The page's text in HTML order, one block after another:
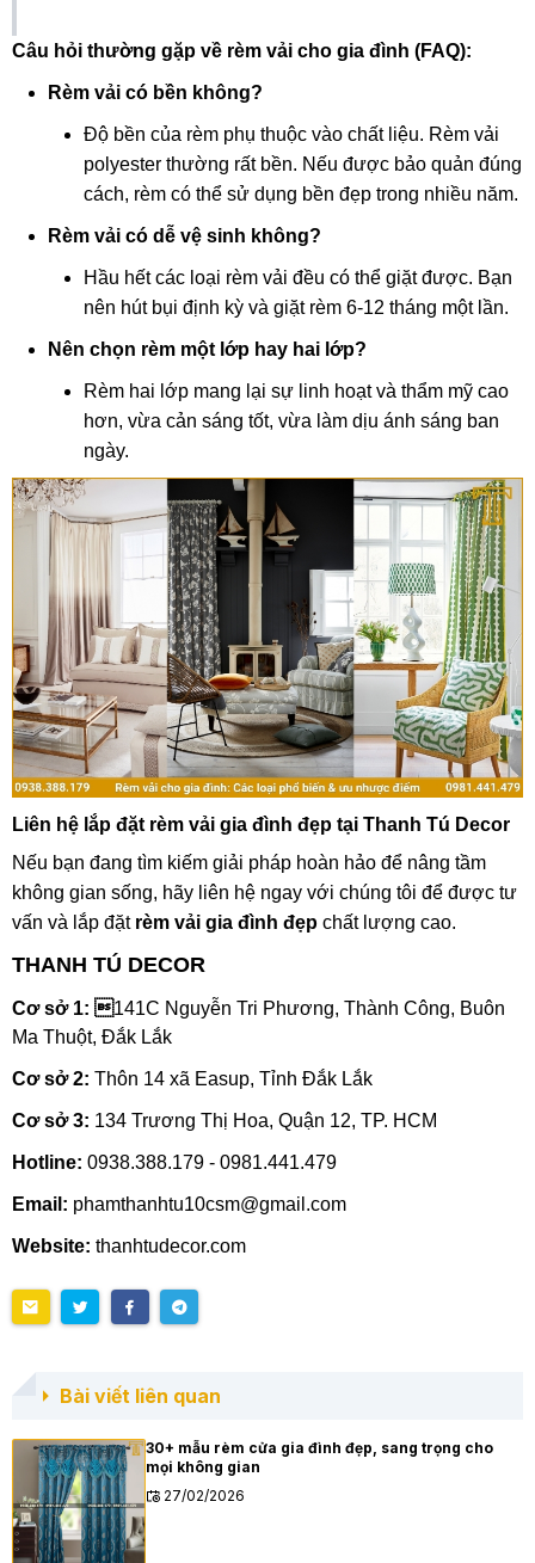
Câu hỏi thường gặp về rèm vải cho gia đình (FAQ):
Rèm vải có bền không?
Độ bền của rèm phụ thuộc vào chất liệu. Rèm vải
polyester thường rất bền. Nếu được bảo quản đúng
cách, rèm có thể sử dụng bền đẹp trong nhiều năm.
Rèm vải có dễ vệ sinh không?
Hầu hết các loại rèm vải đều có thể giặt được. Bạn
nên hút bụi định kỳ và giặt rèm 6-12 tháng một lần.
Nên chọn rèm một lớp hay hai lớp?
Rèm hai lớp mang lại sự linh hoạt và thẩm mỹ cao
hơn, vừa cản sáng tốt, vừa làm dịu ánh sáng ban
ngày.
Liên hệ lắp đặt rèm vải gia đình đẹp tại Thanh Tú Decor
Nếu bạn đang tìm kiếm giải pháp hoàn hảo để nâng tầm
không gian sống, hãy liên hệ ngay với chúng tôi để được tư
vấn và lắp đặt rèm vải gia đình đẹp chất lượng cao.
THANH TÚ DECOR
Cơ sở 1: 141C Nguyễn Tri Phương, Thành Công, Buôn
Ma Thuột, Đắk Lắk
Cơ sở 2: Thôn 14 xã Easup, Tỉnh Đắk Lắk
Cơ sở 3: 134 Trương Thị Hoa, Quận 12, TP. HCM
Hotline: 0938.388.179 - 0981.441.479
Email: phamthanhtu10csm@gmail.com
Website: thanhtudecor.com
Bài viết liên quan
30+ mẫu rèm cửa gia đình đẹp, sang trọng cho
mọi không gian
27/02/2026